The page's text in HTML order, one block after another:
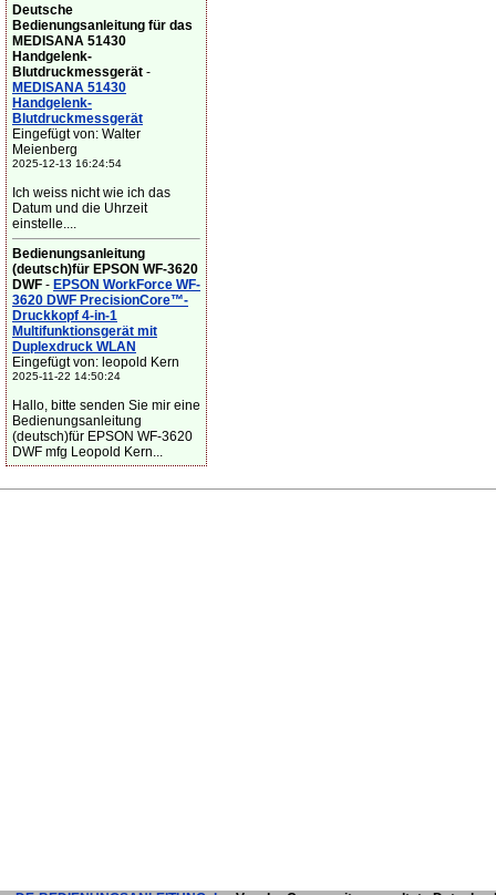
Deutsche
Bedienungsanleitung für das
MEDISANA 51430
Handgelenk-
Blutdruckmessgerät -
MEDISANA 51430
Handgelenk-
Blutdruckmessgerät
Eingefügt von: Walter
Meienberg
2025-12-13 16:24:54
Ich weiss nicht wie ich das
Datum und die Uhrzeit
einstelle....
Bedienungsanleitung
(deutsch)für EPSON WF-3620
DWF - EPSON WorkForce WF-
3620 DWF PrecisionCore™-
Druckkopf 4-in-1
Multifunktionsgerät mit
Duplexdruck WLAN
Eingefügt von: leopold Kern
2025-11-22 14:50:24
Hallo, bitte senden Sie mir eine
Bedienungsanleitung
(deutsch)für EPSON WF-3620
DWF mfg Leopold Kern...